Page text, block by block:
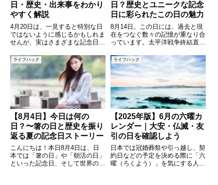
日・歴史・出来事をわかり
やすく解説
4月20日は、一見すると特別な日
ではないように感じるかもしれま
せんが、実はさまざまな記念日や
味深い日です。日本国内の記念日
はもちろん、海外の文化や歴史に
関わる出来事も多く、「今日は何
の日？」と話題にするにはぴっ
日？歴史とユニークな記念
日に彩られたこの日の魅力
8月14日。この日には、過去と現
在をつなぐ数々の記憶が重なり合
っています。太平洋戦争終結直前
行事「お盆」の中心を彩る一日で
もあります。また、世界各地では
歴史的な出来事やちょっとした記
念日も多く、夏の風情と歴史へ
ライフハック
【8月4日】今日は何の
日？〜箸の日と歴史を振り
返る夏の記念日ストーリー
こんにちは！本日8月4日は、日
本では「箸の日」や「朝活の日」
といった記念日、そして世界の歴
ライフハック
【2025年版】6月の六曜カ
レンダー｜大安・仏滅・友
引の日を確認しよう
日本では冠婚葬祭や引っ越し、契
約日などの予定を決める際に「六
曜（ろくよう）」を気にする人が